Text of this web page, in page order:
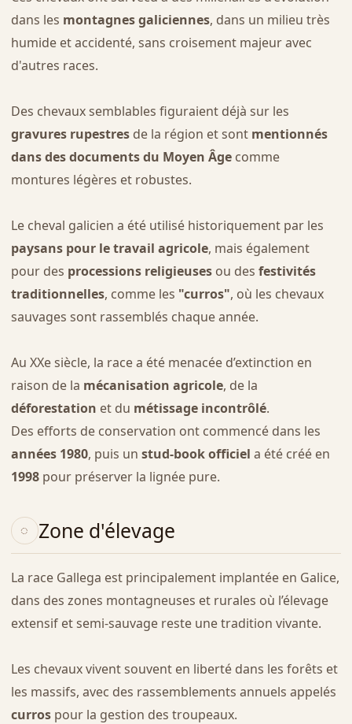
dans les montagnes galiciennes, dans un milieu très
humide et accidenté, sans croisement majeur avec
d'autres races.
Des chevaux semblables figuraient déjà sur les
gravures rupestresde la région et sont mentionnés
dans des documents du Moyen Âgecomme
montures légères et robustes.
Le cheval galicien a été utilisé historiquement par les
paysans pour le travail agricole, mais également
pour des processions religieusesou des festivités
traditionnelles, comme les "curros", où les chevaux
sauvages sont rassemblés chaque année.
Au XXe siècle, la race a été menacée d’extinction en
raison de la mécanisation agricole, de la
déforestation et du métissage incontrôlé.
Des efforts de conservation ont commencé dans les
années 1980, puis un stud-book officiel a été créé en
1998pour préserver la lignée pure.
Zone d'élevage
La race Gallega est principalement implantée en Galice,
dans des zones montagneuses et rurales où l’élevage
extensif et semi-sauvage reste une tradition vivante.
Les chevaux vivent souvent en liberté dans les forêts et
les massifs, avec des rassemblements annuels appelés
currospour la gestion des troupeaux.